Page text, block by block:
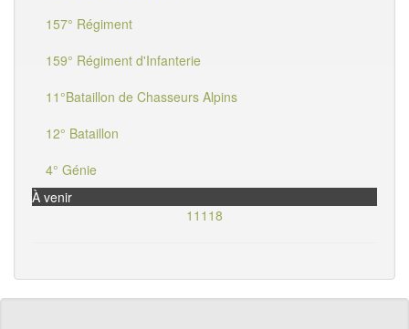
157° Régiment
159° Régiment d'Infanterie
11°Bataillon de Chasseurs Alpins
12° Bataillon
4° Génie
À venir
11118